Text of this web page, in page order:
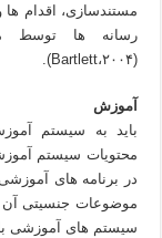
مستندسازی، اقدام ها
رسانه ها توسط
(Bartlett،۲۰۰۴).
آموزش
باید به سیستم
محتویات سیستم
در برنامه های
موضوعات جنسیتی
سیستم های آموزشی